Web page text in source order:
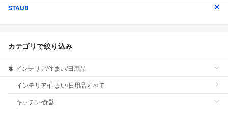
STAUB
カテゴリで絞り込み
インテリア/住まい/日用品
インテリア/住まい/日用品すべて
キッチン/食器